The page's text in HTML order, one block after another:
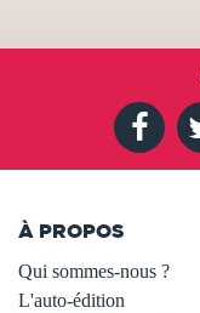
À PROPOS
Qui sommes-nous ?
L'auto-édition